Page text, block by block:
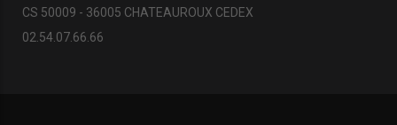
CS 50009 - 36005 CHATEAUROUX CEDEX
02.54.07.66.66